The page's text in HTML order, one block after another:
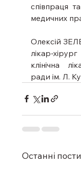
співпраця
медичних
Олексій
лікар-
клінічна
ради ім. Л.
Останні пости